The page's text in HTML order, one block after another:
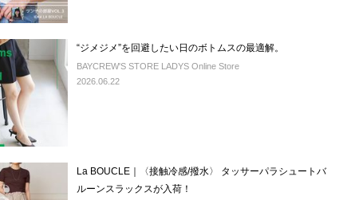
“ジメジメ”を回避したい日のボトムスの最適解。
BAYCREW'S STORE LADYS Online Store
2026.06.22
La BOUCLE｜〈接触冷感/撥水〉 タッサーパラシュートバ
ルーンスラックスが入荷！